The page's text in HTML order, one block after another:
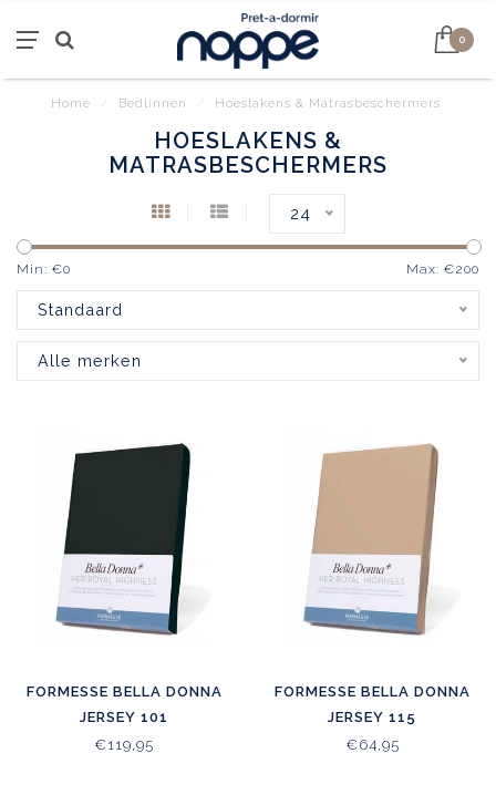
0
Home Bedlinnen Hoeslakens & Matrasbeschermers
HOESLAKENS &
MATRASBESCHERMERS
24
Min: €0 Max: €200
Standaard
Alle merken
FORMESSE BELLA DONNA
JERSEY 101
€119,95
FORMESSE BELLA DONNA
JERSEY 115
€64,95